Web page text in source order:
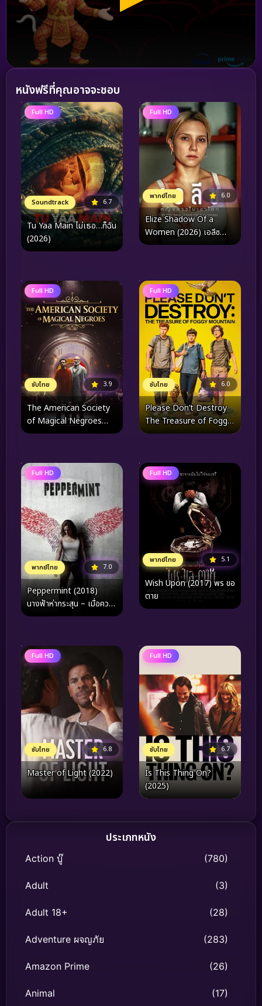
หนังฟรีที่คุณอาจจะชอบ
Full HD
Soundtrack 6.7
Tu Yaa Main ไม่เธอ…ก็ฉัน
(2026)
Full HD
พากย์ไทย 6.0
Elize Shadow Of a
Women (2026) เอลีซ
หญิงสาวในเงาโศก
Full HD
ซับไทย 3.9
The American Society
of Magical Negroes
(2024)
Full HD
ซับไทย 6.0
Please Don’t Destroy
The Treasure of Foggy
Mountain (2023)
Full HD
พากย์ไทย 7.0
Peppermint (2018)
นางฟ้าห่ากระสุน – เมื่อความ
ยุติธรรมล้มเหลว “ศาลเตี้ย”
Full HD
พากย์ไทย 5.1
Wish Upon (2017) พร ขอ
ตาย
Full HD
ซับไทย 6.8
Master of Light (2022)
Full HD
ซับไทย 6.7
Is This Thing On?
(2025)
ประเภทหนัง
Action บู๊ (780)
Adult (3)
Adult 18+ (28)
Adventure ผจญภัย (283)
Amazon Prime (26)
Animal (17)